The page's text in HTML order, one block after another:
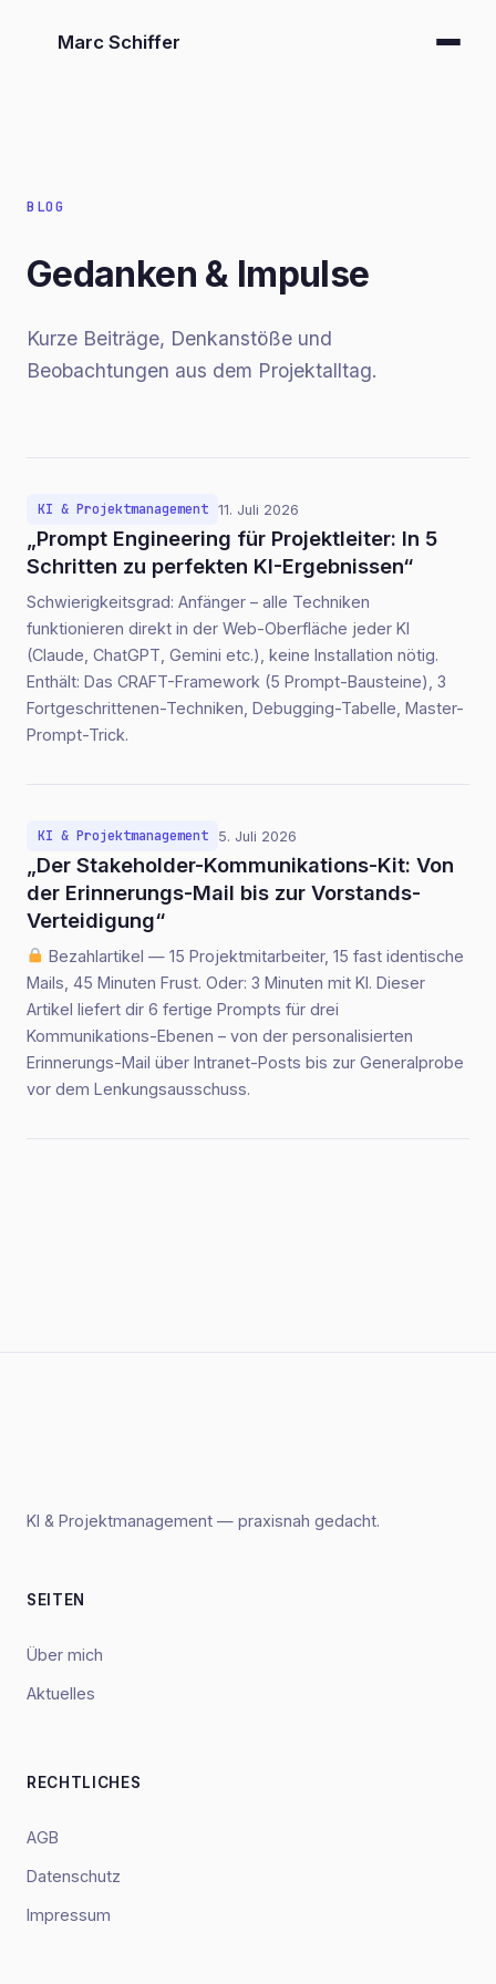
Marc Schiffer
BLOG
Gedanken & Impulse
Kurze Beiträge, Denkanstöße und
Beobachtungen aus dem Projektalltag.
KI & Projektmanagement 11. Juli 2026
„Prompt Engineering für Projektleiter: In 5
Schritten zu perfekten KI-Ergebnissen“
Schwierigkeitsgrad: Anfänger – alle Techniken
funktionieren direkt in der Web-Oberfläche jeder KI
(Claude, ChatGPT, Gemini etc.), keine Installation nötig.
Enthält: Das CRAFT-Framework (5 Prompt-Bausteine), 3
Fortgeschrittenen-Techniken, Debugging-Tabelle, Master-
Prompt-Trick.
KI & Projektmanagement 5. Juli 2026
„Der Stakeholder-Kommunikations-Kit: Von
der Erinnerungs-Mail bis zur Vorstands-
Verteidigung“
Bezahlartikel — 15 Projektmitarbeiter, 15 fast identische
Mails, 45 Minuten Frust. Oder: 3 Minuten mit KI. Dieser
Artikel liefert dir 6 fertige Prompts für drei
Kommunikations-Ebenen – von der personalisierten
Erinnerungs-Mail über Intranet-Posts bis zur Generalprobe
vor dem Lenkungsausschuss.
KI & Projektmanagement — praxisnah gedacht.
SEITEN
Über mich
Aktuelles
RECHTLICHES
AGB
Datenschutz
Impressum